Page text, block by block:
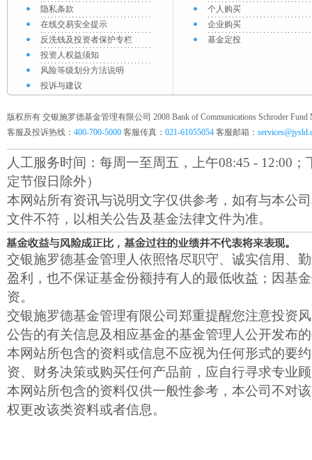
隐私条款
在线交易安全提示
反洗钱及投资者保护专栏
投资人权益须知
风险等级划分方法说明
投诉与建议
个人购买
企业购买
基金定投
版权所有 交银施罗德基金管理有限公司 2008 Bank of Communications Schroder Fund
客服及投诉热线： 400-700-5000 客服传真： 021-61055054 客服邮箱：
人工服务时间：每周一至周五，上午08:45 - 12:00；
定节假日除外）
本网站所有资讯与说明文字仅供参考，如有与本公
文件不符，以相关公告及基金法律文件为准。
交银施罗德基金管理人依照恪尽职守、诚实信用、
盈利，也不保证基金份额持有人的最低收益；因基
资。
交银施罗德基金管理有限公司郑重提醒您注意投资
公告的有关信息及相应基金的基金管理人公开发布
本网站所包含的资料或信息不应视为任何形式的要
资、财务决策或购买任何产品前，应自行寻求专业
本网站所包含的资料仅供一般性参考，本公司不对
权更改该类资料或者信息。